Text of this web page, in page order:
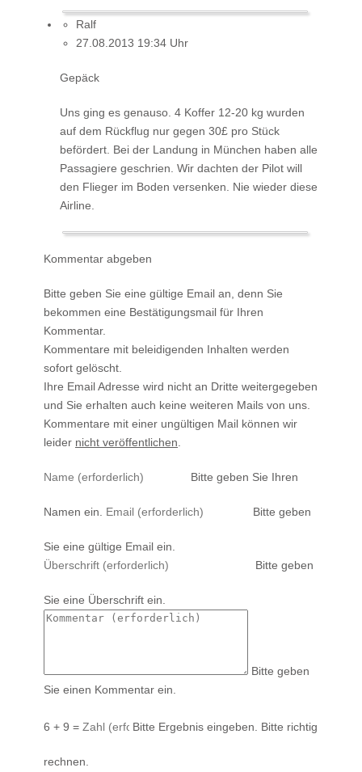
Ralf
27.08.2013 19:34 Uhr
Gepäck
Uns ging es genauso. 4 Koffer 12-20 kg wurden
auf dem Rückflug nur gegen 30£ pro Stück
befördert. Bei der Landung in München haben alle
Passagiere geschrien. Wir dachten der Pilot will
den Flieger im Boden versenken. Nie wieder diese
Airline.
Kommentar abgeben
Bitte geben Sie eine gültige Email an, denn Sie
bekommen eine Bestätigungsmail für Ihren
Kommentar.
Kommentare mit beleidigenden Inhalten werden
sofort gelöscht.
Ihre Email Adresse wird nicht an Dritte weitergegeben
und Sie erhalten auch keine weiteren Mails von uns.
Kommentare mit einer ungültigen Mail können wir
leider nicht veröffentlichen
Bitte geben Sie Ihren
Namen ein. Bitte geben
Sie eine gültige Email ein.
Bitte geben
Sie eine Überschrift ein.
Bitte geben
Sie einen Kommentar ein.
6 + 9 = Bitte Ergebnis eingeben. Bitte richtig
rechnen.